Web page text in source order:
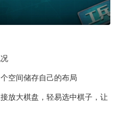
空间储存自己的布局
放大棋盘，轻易选中棋子，让